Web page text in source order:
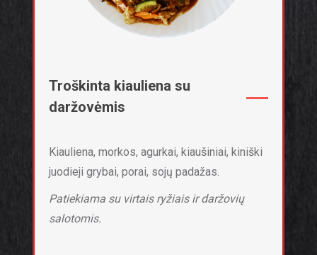
Troškinta kiauliena su
daržovėmis
Kiauliena, morkos, agurkai, kiaušiniai, kiniški
juodieji grybai, porai, sojų padažas.
Patiekiama su virtais ryžiais ir daržovių
salotomis.